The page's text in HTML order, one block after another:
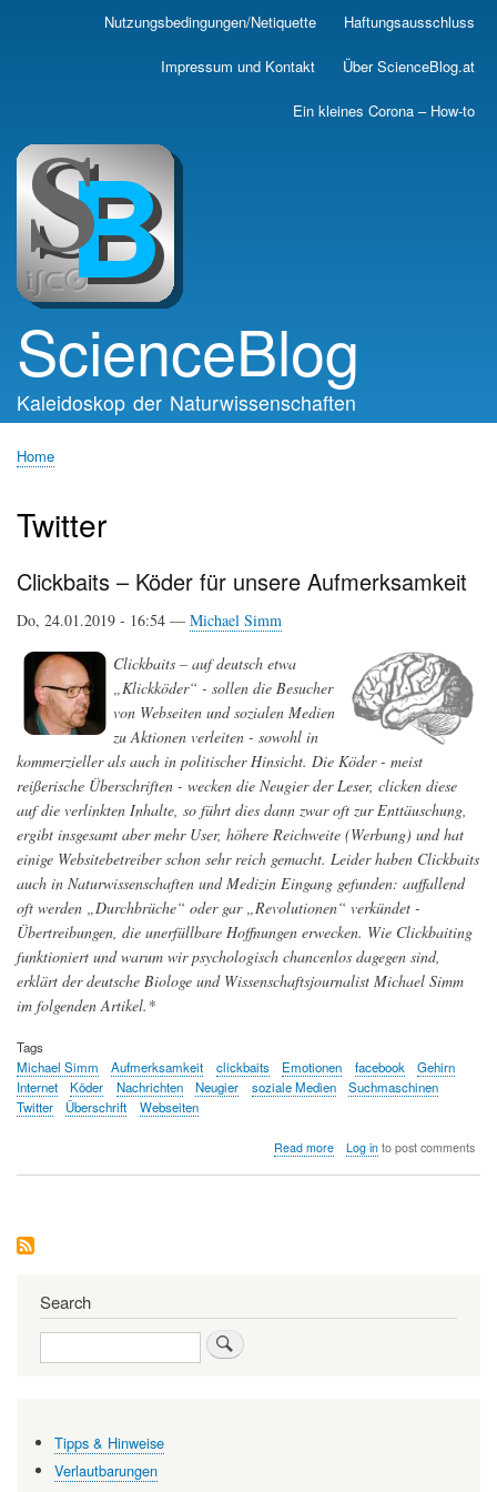
Skip
main
Nutzungsbedingungen/Netiquette Haftungsausschluss
Impressum und Kontakt Über ScienceBlog.at
Ein kleines Corona – How-to
ScienceBlog
Kaleidoskop der Naturwissenschaften
Home
Twitter
Clickbaits – Köder für unsere Aufmerksamkeit
Do, 24.01.2019 - 16:54 — Michael Simm
Clickbaits – auf deutsch etwa
„Klickköder“ - sollen die Besucher
von Webseiten und sozialen Medien
zu Aktionen verleiten - sowohl in
kommerzieller als auch in politischer Hinsicht. Die Köder - meist
reißerische Überschriften - wecken die Neugier der Leser, clicken diese
auf die verlinkten Inhalte, so führt dies dann zwar oft zur Enttäuschung,
ergibt insgesamt aber mehr User, höhere Reichweite (Werbung) und hat
einige Websitebetreiber schon sehr reich gemacht. Leider haben Clickbaits
auch in Naturwissenschaften und Medizin Eingang gefunden: auffallend
oft werden „Durchbrüche“ oder gar „Revolutionen“ verkündet -
Übertreibungen, die unerfüllbare Hoffnungen erwecken. Wie Clickbaiting
funktioniert und warum wir psychologisch chancenlos dagegen sind,
erklärt der deutsche Biologe und Wissenschaftsjournalist Michael Simm
im folgenden Artikel.*
Tags
Michael Simm
Aufmerksamkeit clickbaits Emotionen facebook
Gehirn
Internet
Köder Nachrichten Neugier soziale Medien
Suchmaschinen
Twitter
Überschrift Webseiten
Read moreabout
Log into post comments
Search
Search
Tipps & Hinweise
Verlautbarungen